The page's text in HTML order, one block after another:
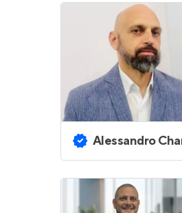
Alessandro Charles